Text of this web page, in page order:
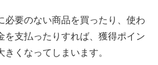
必要のない商品を買ったり、使わ
を支払ったりすれば、獲得ポイン
くなってしまいます。